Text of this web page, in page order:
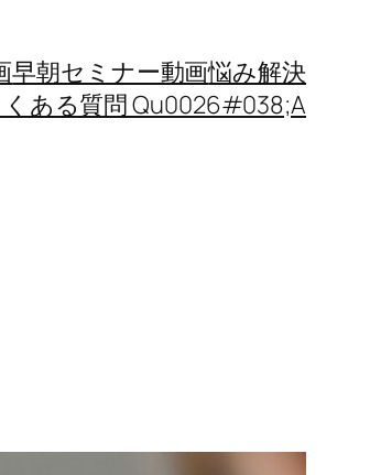
早朝セミナー動画悩み解決
くある質問 Qu0026#038;A